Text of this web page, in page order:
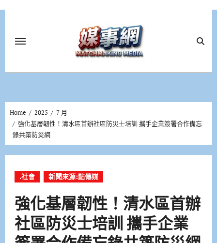
Home 2025
7 月
強化基層韌性！清水區首辦社區防災士培訓 攜手企業簽署合作備忘
錄共築防災網
.社會 新聞來源:點傳媒
強化基層韌性！清水區首辦
社區防災士培訓 攜手企業